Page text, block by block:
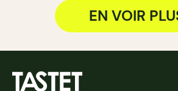
EN VOIR